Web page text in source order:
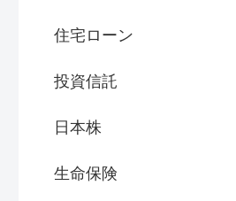
住宅ローン
投資信託
日本株
生命保険